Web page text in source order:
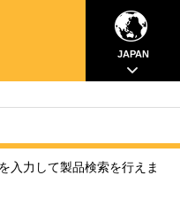
JAPAN
入力して製品検索を行えま